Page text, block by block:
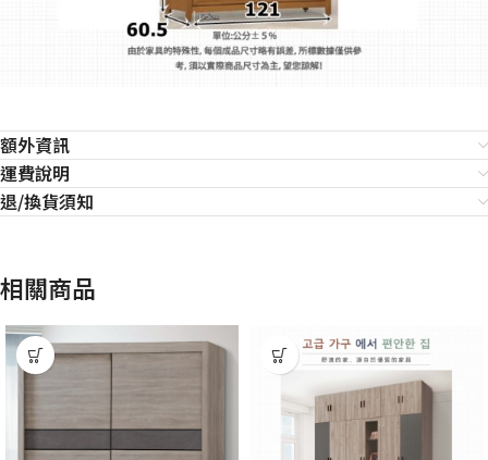
額外資訊
運費說明
退/換貨須知
相關商品